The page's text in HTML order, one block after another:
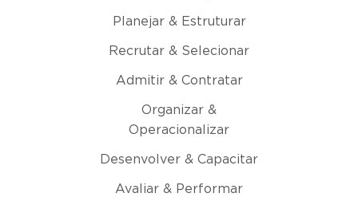
Planejar & Estruturar
Recrutar & Selecionar
Admitir & Contratar
Organizar &
Operacionalizar
Desenvolver & Capacitar
Avaliar & Performar